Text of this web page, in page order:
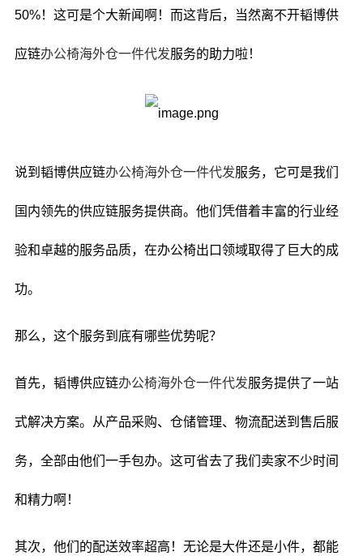
50%！这可是个大新闻啊！而这背后，当然离不开韬博供
应链办公椅海外仓一件代发服务的助力啦！
说到韬博供应链办公椅海外仓一件代发服务，它可是我们
国内领先的供应链服务提供商。他们凭借着丰富的行业经
验和卓越的服务品质，在办公椅出口领域取得了巨大的成
功。
那么，这个服务到底有哪些优势呢？
首先，韬博供应链办公椅海外仓一件代发服务提供了一站
式解决方案。从产品采购、仓储管理、物流配送到售后服
务，全部由他们一手包办。这可省去了我们卖家不少时间
和精力啊！
其次，他们的配送效率超高！无论是大件还是小件，都能